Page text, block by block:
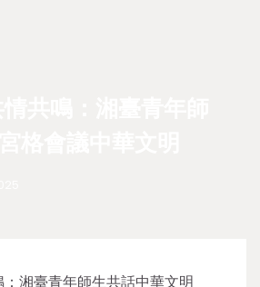
湘臺青年師生共話中華文明